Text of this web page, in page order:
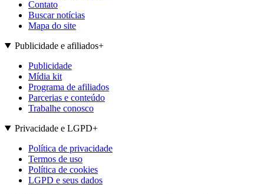
Contato
Buscar notícias
Mapa do site
Publicidade e afiliados+
Publicidade
Mídia kit
Programa de afiliados
Parcerias e conteúdo
Trabalhe conosco
Privacidade e LGPD+
Política de privacidade
Termos de uso
Política de cookies
LGPD e seus dados